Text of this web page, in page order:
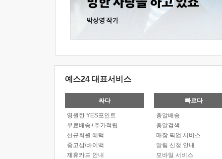
예스24 대표서비스
싸다
영원한 YES포인트
무료배송+추가적립
신규회원 혜택
중고샵/바이백
제휴카드 안내
빠르다
총알배송
총알검색
매장 픽업 서비스
알림 신청 안내
모바일 서비스